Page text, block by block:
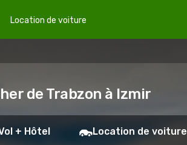
Location de voiture
de Trabzon à Izmir
+ Hôtel Location de voiture